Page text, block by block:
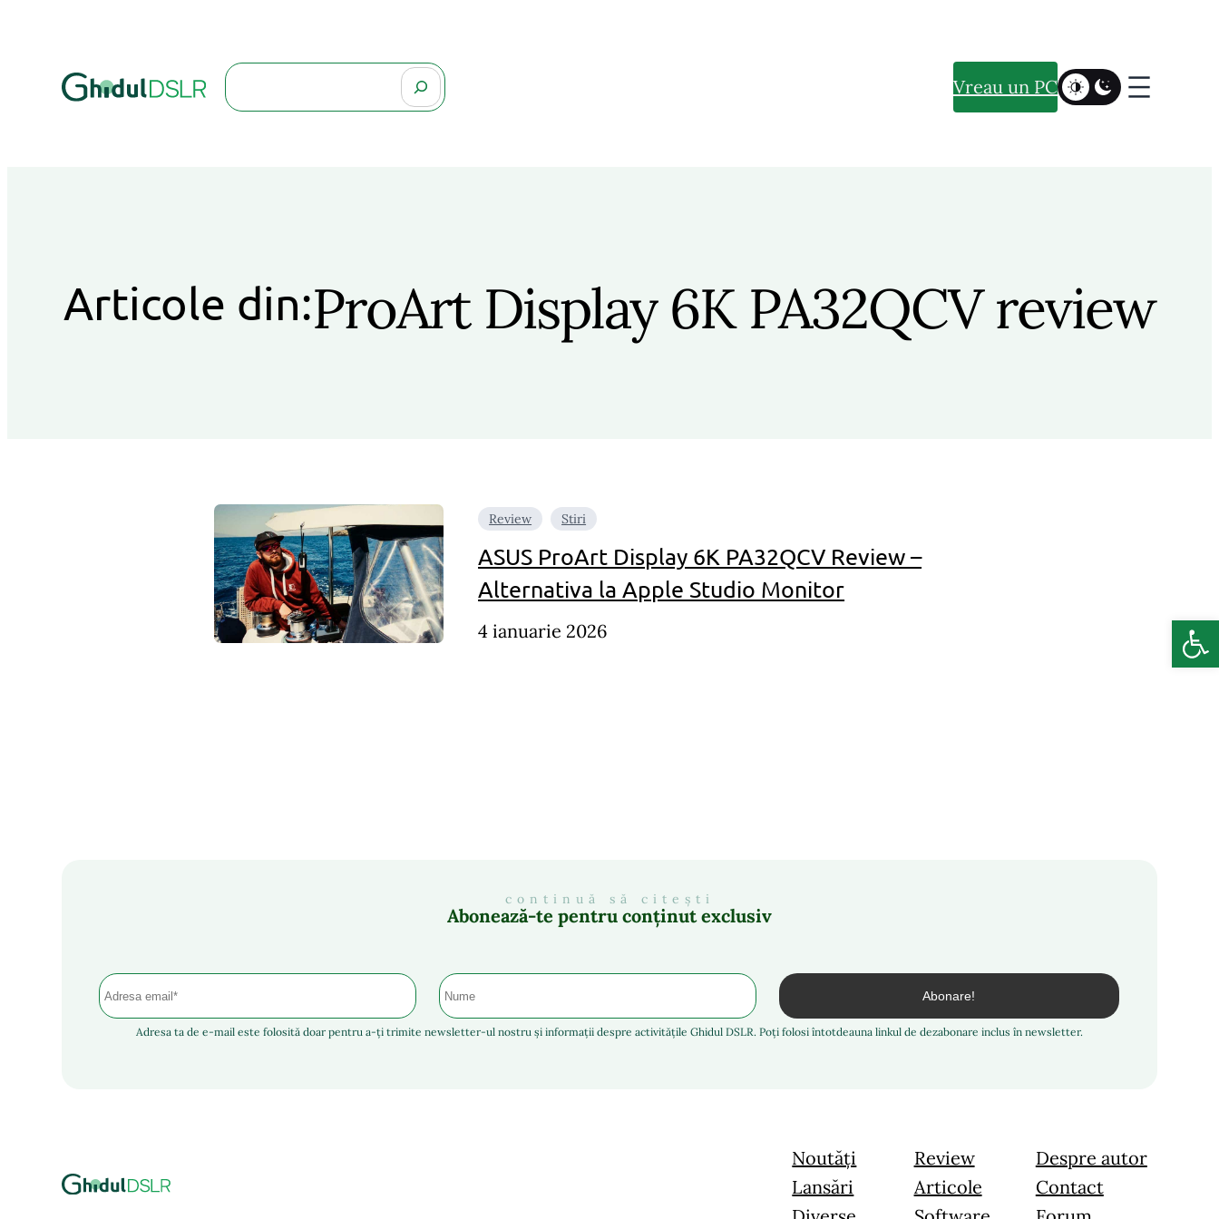
Search Vreau un PC
Articole din:ProArt Display 6K PA32QCV review
Review Stiri
ASUS ProArt Display 6K PA32QCV Review –
Alternativa la Apple Studio Monitor
4 ianuarie 2026
continuă să citești
Abonează-te pentru conținut exclusiv
Adresa ta de e-mail este folosită doar pentru a-ți trimite newsletter-ul nostru și informații despre activitățile Ghidul DSLR. Poți folosi întotdeauna linkul de dezabonare inclus în newsletter.
Noutăți
Lansări
Review
Articole
Despre autor
Contact